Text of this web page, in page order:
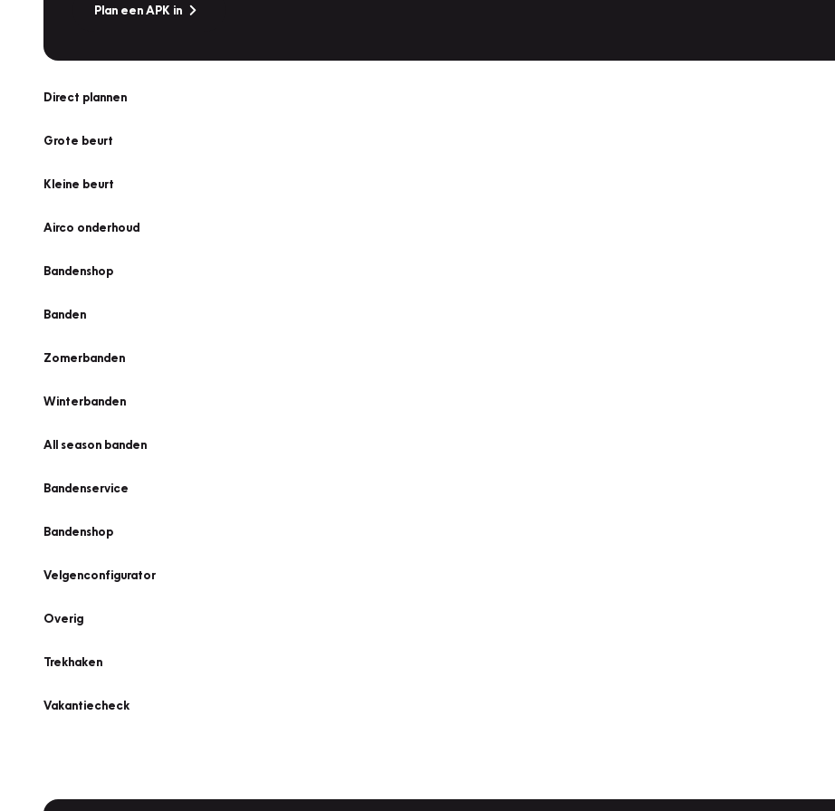
Plan een APK in
Direct plannen
Grote beurt
Kleine beurt
Airco onderhoud
Bandenshop
Banden
Zomerbanden
Winterbanden
All season banden
Bandenservice
Bandenshop
Velgenconfigurator
Overig
Trekhaken
Vakantiecheck